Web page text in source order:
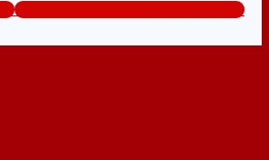
Tổng đài tư vấn miễn phí: 0824.400.400